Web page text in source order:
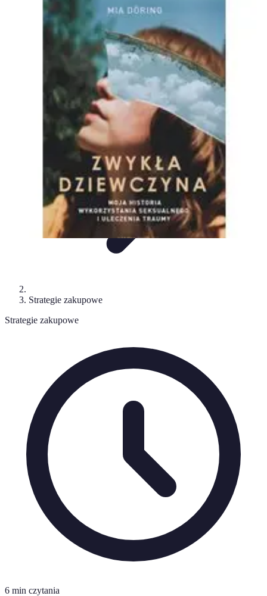
Mega Promocje
Porady zakupowePoradyTrendy
Mega Promocje
Strategie zakupowe
Strategie zakupowe
6 min czytania